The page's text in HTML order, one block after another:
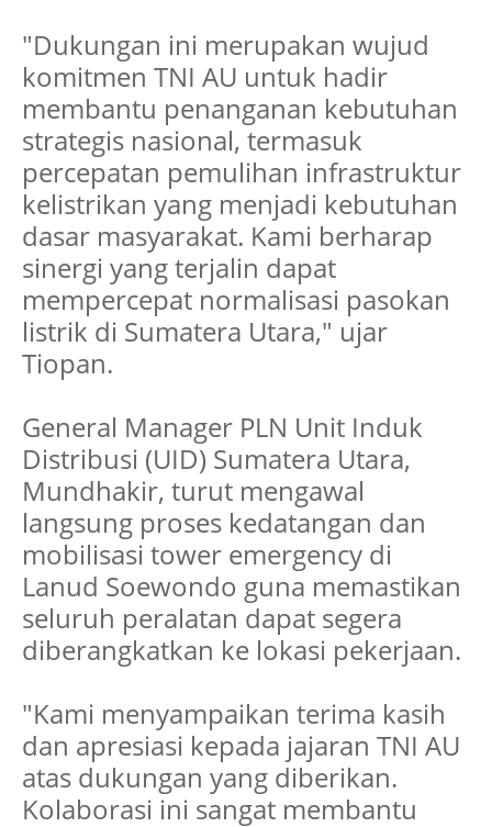
"Dukungan ini merupakan wujud
komitmen TNI AU untuk hadir
membantu penanganan kebutuhan
strategis nasional, termasuk
percepatan pemulihan infrastruktur
kelistrikan yang menjadi kebutuhan
dasar masyarakat. Kami berharap
sinergi yang terjalin dapat
mempercepat normalisasi pasokan
listrik di Sumatera Utara," ujar
Tiopan.
General Manager PLN Unit Induk
Distribusi (UID) Sumatera Utara,
Mundhakir, turut mengawal
langsung proses kedatangan dan
mobilisasi tower emergency di
Lanud Soewondo guna memastikan
seluruh peralatan dapat segera
diberangkatkan ke lokasi pekerjaan.
"Kami menyampaikan terima kasih
dan apresiasi kepada jajaran TNI AU
atas dukungan yang diberikan.
Kolaborasi ini sangat membantu